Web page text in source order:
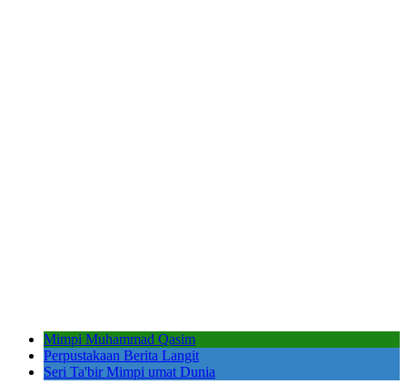
Mimpi Muhammad Qasim
Perpustakaan Berita Langit
Seri Ta'bir Mimpi umat Dunia